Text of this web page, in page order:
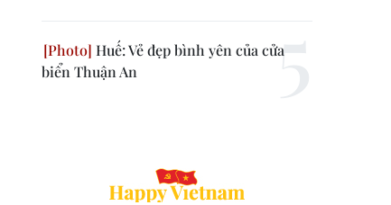
Huế: Vẻ đẹp bình yên của cửa
biển Thuận An